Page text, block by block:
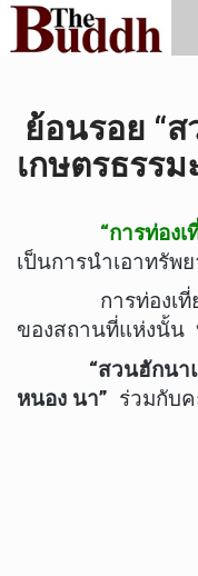
ย้อนรอย “
เกษตรธรรม
“การท่องเ
เป็นการนำเอาทรัพ
การท่องเที่ยวเชิ
ของสถานที่แห่งนั้น
“สวนฮักนา
หนอง นา” ร่วมกับ